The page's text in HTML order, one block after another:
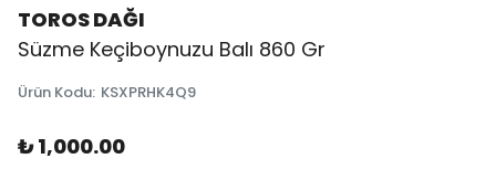
TOROS DAĞI
Süzme Keçiboynuzu Balı 860 Gr
Ürün Kodu: KSXPRHK4Q9
₺ 1,000.00